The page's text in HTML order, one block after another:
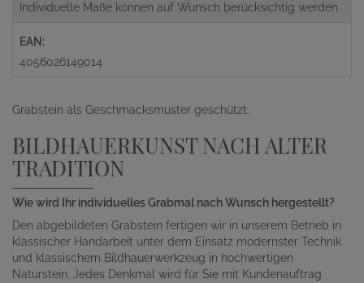
Individuelle Maße können auf Wunsch berücksichtig werden
EAN:
4056026149014
Grabstein als Geschmacksmuster geschützt.
BILDHAUERKUNST NACH ALTER
TRADITION
Wie wird Ihr individuelles Grabmal nach Wunsch hergestellt?
Den abgebildeten Grabstein fertigen wir in unserem Betrieb in
klassischer Handarbeit unter dem Einsatz modernster Technik
und klassischem Bildhauerwerkzeug in hochwertigen
Naturstein. Jedes Denkmal wird für Sie mit Kundenauftrag